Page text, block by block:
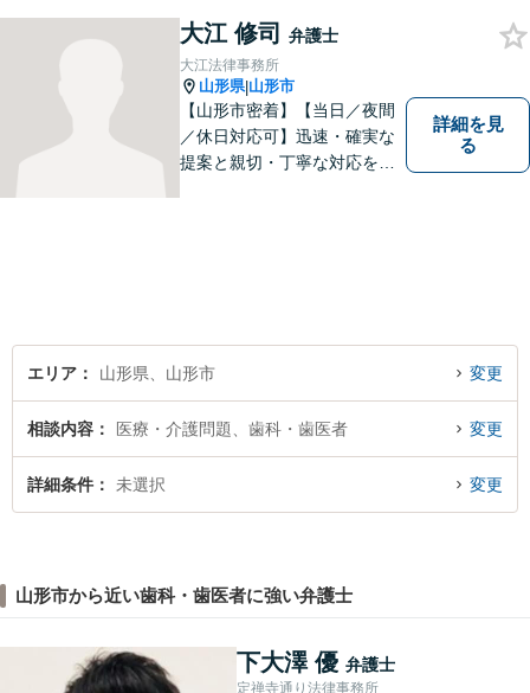
大江 修司 弁護士
大江法律事務所
山形県|山形市
【山形市密着】【当日／夜間
／休日対応可】迅速・確実な
提案と親切・丁寧な対応をい
伝いをいたします。
詳細を見
る
エリア 山形県、山形市 変更
相談内容 医療・介護問題、歯科・歯医者 変更
詳細条件 未選択 変更
山形市から近い歯科・歯医者に強い弁護士
下大澤 優 弁護士
定禅寺通り法律事務所